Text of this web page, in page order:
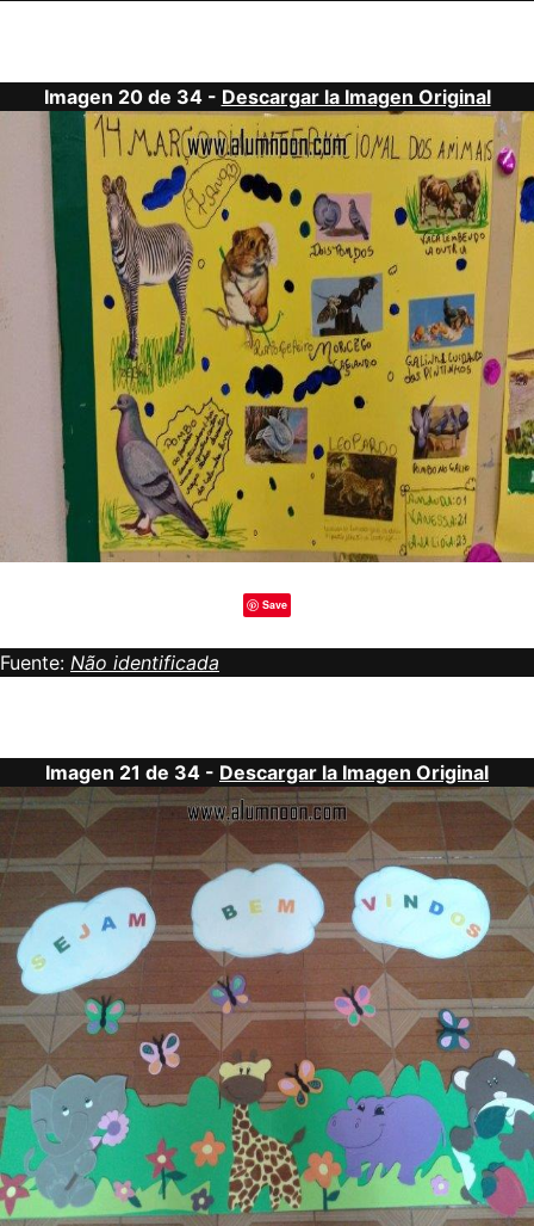
Imagen 20 de 34 - Descargar la Imagen Original
Save
Fuente: Não identificada
Imagen 21 de 34 - Descargar la Imagen Original